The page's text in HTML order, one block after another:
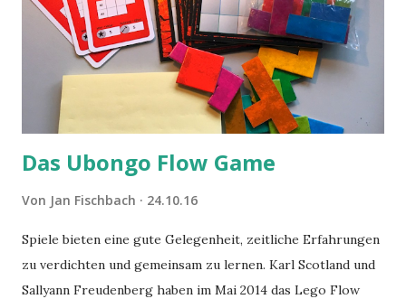
Das Ubongo Flow Game
Von Jan Fischbach 24.10.16
Spiele bieten eine gute Gelegenheit, zeitliche Erfahrungen
zu verdichten und gemeinsam zu lernen. Karl Scotland und
Sallyann Freudenberg haben im Mai 2014 das Lego Flow